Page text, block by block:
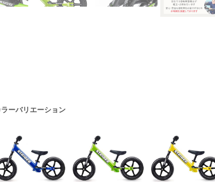
ラーバリエーション